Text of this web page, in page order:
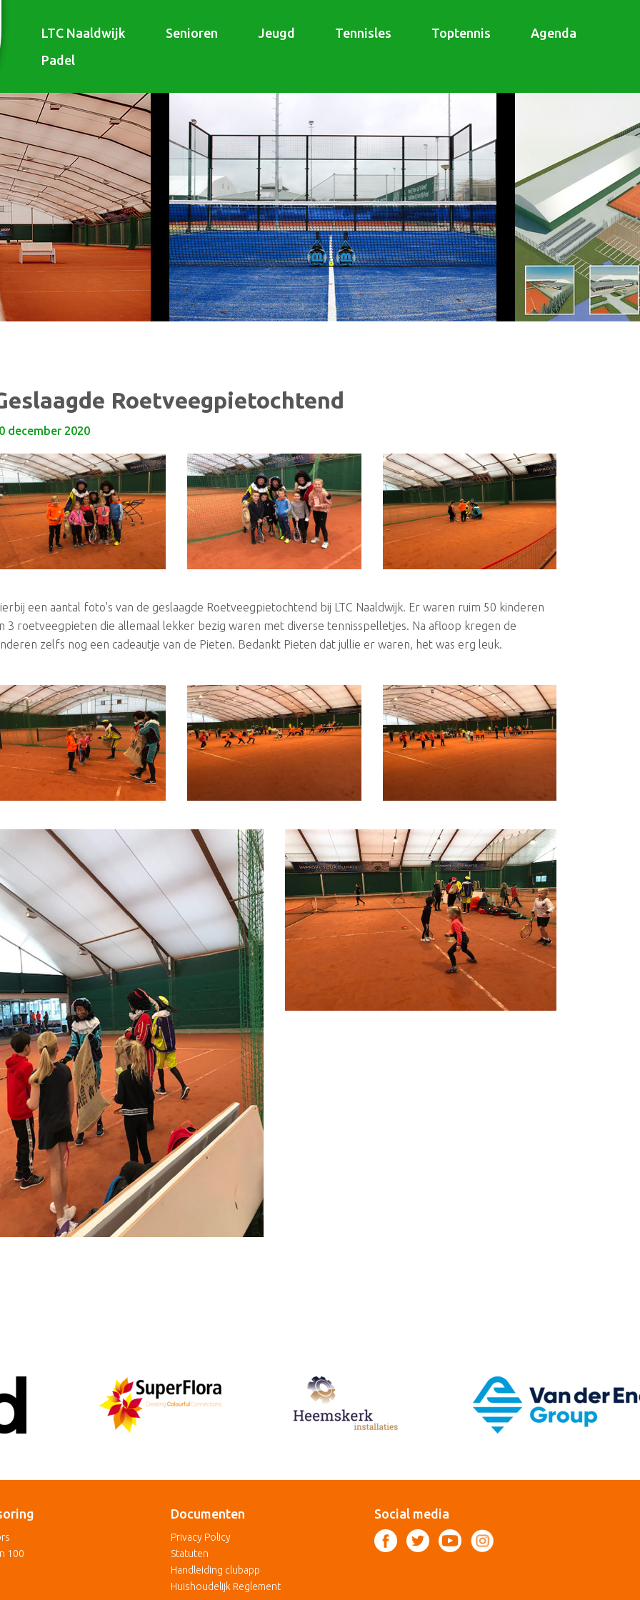
LTC Naaldwijk Senioren Jeugd Tennisles Toptennis
Agenda
Padel
Roetveegpietochtend
december 2020
een aantal foto's van de geslaagde Roetveegpietochtend bij LTC Naaldwijk. Er waren ruim 50 kinderen
3 roetveegpieten die allemaal lekker bezig waren met diverse tennisspelletjes. Na afloop kregen de
zelfs nog een cadeautje van de Pieten. Bedankt Pieten dat jullie er waren, het was erg leuk.
100
Documenten
Privacy Policy
Statuten
Handleiding clubapp
Huishoudelijk Reglement
Social media